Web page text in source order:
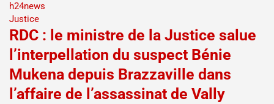
h24news
Justice
RDC : le ministre de la Justice salue
l’interpellation du suspect Bénie
Mukena depuis Brazzaville dans
l’affaire de l’assassinat de Vally